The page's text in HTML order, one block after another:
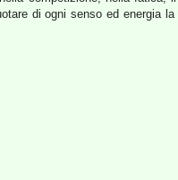
di ogni senso ed energia